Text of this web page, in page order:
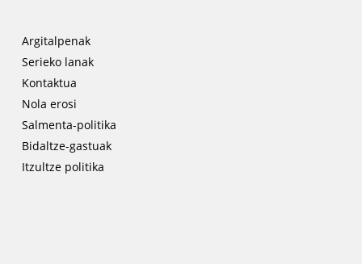
Argitalpenak
Serieko lanak
Kontaktua
Nola erosi
Salmenta-politika
Bidaltze-gastuak
Itzultze politika